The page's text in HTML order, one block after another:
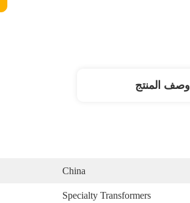
وصف المنتج
China
Specialty Transformers